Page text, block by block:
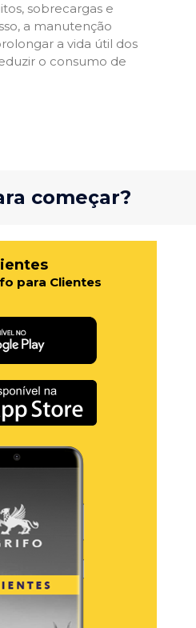
sobrecargas e
a manutenção
a vida útil dos
o consumo de
começar?
para Clientes